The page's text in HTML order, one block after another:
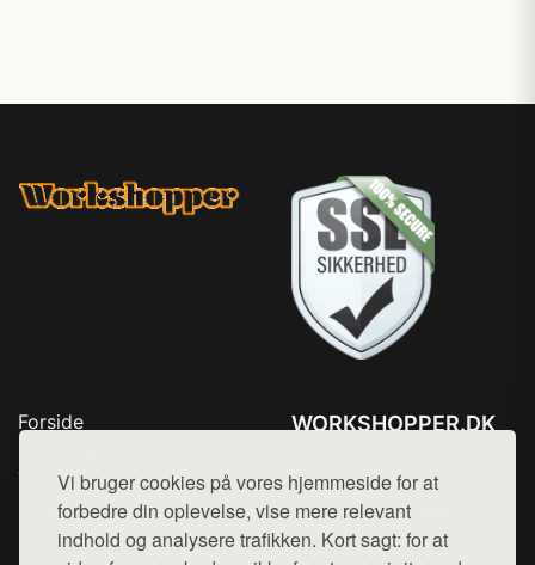
Vi bruger cookies på vores hjemmeside for at
forbedre din oplevelse, vise mere relevant
indhold og analysere trafikken. Kort sagt: for at
Forside
Top Rabatter
Kontakt
WORKSHOPPER.DK
Mail: hej@want.dk
Cookie- og privatlivspolitik